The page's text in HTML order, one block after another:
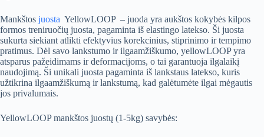
Mankštos juosta YellowLOOP – juoda yra aukštos kokybės kilpos
formos treniruočių juosta, pagaminta iš elastingo latekso. Ši juosta
sukurta siekiant atlikti efektyvius korekcinius, stiprinimo ir tempimo
pratimus. Dėl savo lankstumo ir ilgaamžiškumo, yellowLOOP yra
atsparus pažeidimams ir deformacijoms, o tai garantuoja ilgalaikį
naudojimą. Ši unikali juosta pagaminta iš lankstaus latekso, kuris
užtikrina ilgaamžiškumą ir lankstumą, kad galėtumėte ilgai mėgautis
jos privalumais.
YellowLOOP mankštos juostų (1-5kg) savybės: